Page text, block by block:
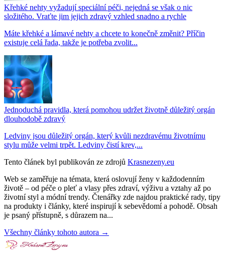
Křehké nehty vyžadují speciální péči, nejedná se však o nic
složitého. Vraťte jim jejich zdravý vzhled snadno a rychle
Máte křehké a lámavé nehty a chcete to konečně změnit? Příčin
existuje celá řada, takže je potřeba zvolit...
Jednoduchá pravidla, která pomohou udržet životně důležitý orgán
dlouhodobě zdravý
Ledviny jsou důležitý orgán, který kvůli nezdravému životnímu
stylu může velmi trpět. Ledviny čistí krev,...
Tento článek byl publikován ze zdrojů Krasnezeny.eu
Web se zaměřuje na témata, která oslovují ženy v každodenním
životě – od péče o pleť a vlasy přes zdraví, výživu a vztahy až po
životní styl a módní trendy. Čtenářky zde najdou praktické rady, tipy
na produkty i články, které inspirují k sebevědomí a pohodě. Obsah
je psaný přístupně, s důrazem na...
Všechny články tohoto autora →